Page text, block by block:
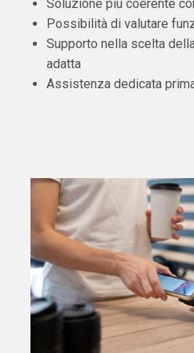
Soluzione più coerente
Possibilità di valutare
Supporto nella scelta
adatta
Assistenza dedicata